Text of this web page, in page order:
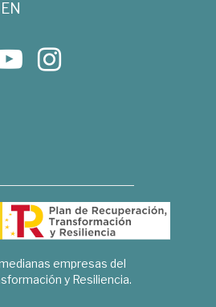
empresas del
y Resiliencia.